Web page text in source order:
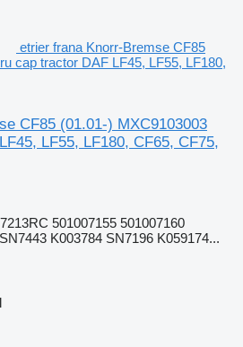
etrier frana Knorr-Bremse CF85
cap tractor DAF LF45, LF55, LF180,
CF85 (01.01-) MXC9103003
LF55, LF180, CF65, CF75,
501007155 501007160
K003784 SN7196 K059174...